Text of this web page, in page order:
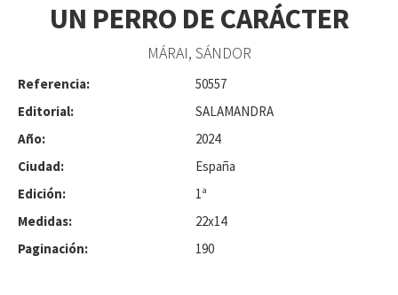
UN PERRO DE CARÁCTER
MÁRAI, SÁNDOR
Referencia:
50557
Editorial:
SALAMANDRA
Año:
2024
Ciudad:
España
Edición:
1ª
Medidas:
22x14
Paginación:
190